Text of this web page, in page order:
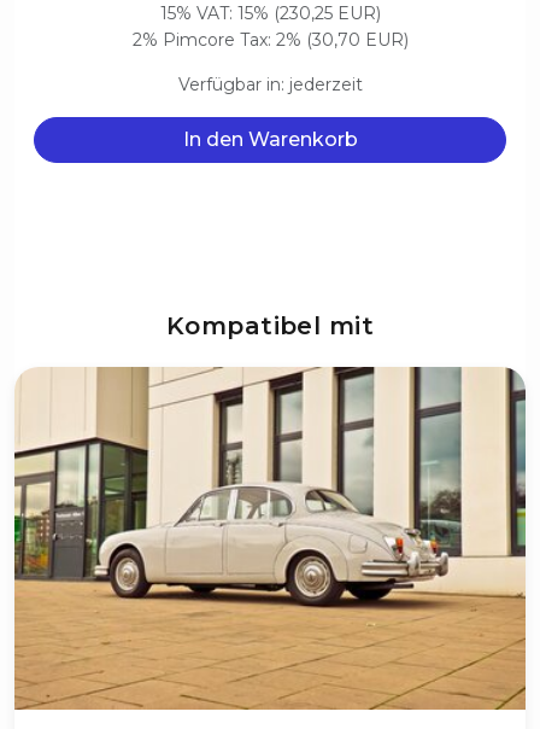
15% VAT: 15% (230,25 EUR)
2% Pimcore Tax: 2% (30,70 EUR)
Verfügbar in: jederzeit
In den Warenkorb
Kompatibel mit